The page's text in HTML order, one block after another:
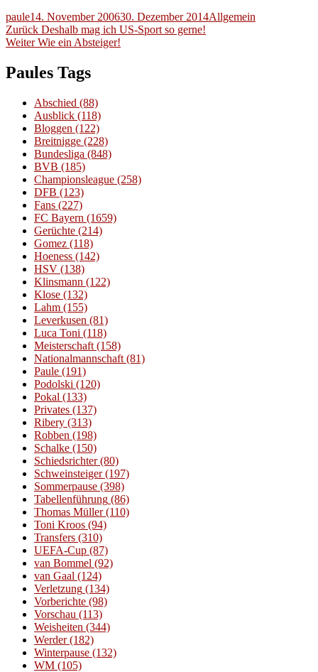
Autor
pauleVeröffentlicht
am
14. November 200630. Dezember 2014Kategorien
Allgemein
Beitragsnavigation
Zurück Vorheriger
Beitrag:
Deshalb mag ich US-Sport so gerne!
Weiter Nächster
Wie ein Absteiger!
Paules Tags
Abschied (88)
Ausblick (118)
Bloggen (122)
Breitnigge (228)
Bundesliga (848)
BVB (185)
Championsleague (258)
DFB (123)
Fans (227)
FC Bayern (1659)
Gerüchte (214)
Gomez (118)
Hoeness (142)
HSV (138)
Klinsmann (122)
Klose (132)
Lahm (155)
Leverkusen (81)
Luca Toni (118)
Meisterschaft (158)
Nationalmannschaft (81)
Paule (191)
Podolski (120)
Pokal (133)
Privates (137)
Ribery (313)
Robben (198)
Schalke (150)
Schiedsrichter(80)
Schweinsteiger(197)
Sommerpause (398)
Tabellenführung (86)
Thomas Müller(110)
Toni Kroos (94)
Transfers (310)
UEFA-Cup (87)
van Bommel (92)
van Gaal (124)
Verletzung (134)
Vorberichte (98)
Vorschau (113)
Weisheiten (344)
Werder(182)
Winterpause (132)
WM (105)